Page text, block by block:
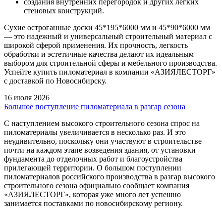
стеновых конструкций.
Сухие остроганные доски 45*195*6000 мм и 45*90*6000 мм
— это надежный и универсальный строительный материал с
широкой сферой применения. Их прочность, легкость
обработки и эстетичные качества делают их идеальным
выбором для строительной сферы и мебельного производства.
Успейте купить пиломатериал в компании «АЗИЯЛЕСТОРГ»
с доставкой по Новосибирску.
16 июля 2026
Большое поступление пиломатериала в разгар сезона
С наступлением высокого строительного сезона спрос на
пиломатериалы увеличивается в несколько раз. И это
неудивительно, поскольку они участвуют в строительстве
почти на каждом этапе возведения здания, от установки
фундамента до отделочных работ и благоустройства
прилегающей территории. О большом поступлении
пиломатериалов российского производства в разгар высокого
строительного сезона официально сообщает компания
«АЗИЯЛЕСТОРГ», которая уже много лет успешно
занимается поставками по новосибирскому региону.